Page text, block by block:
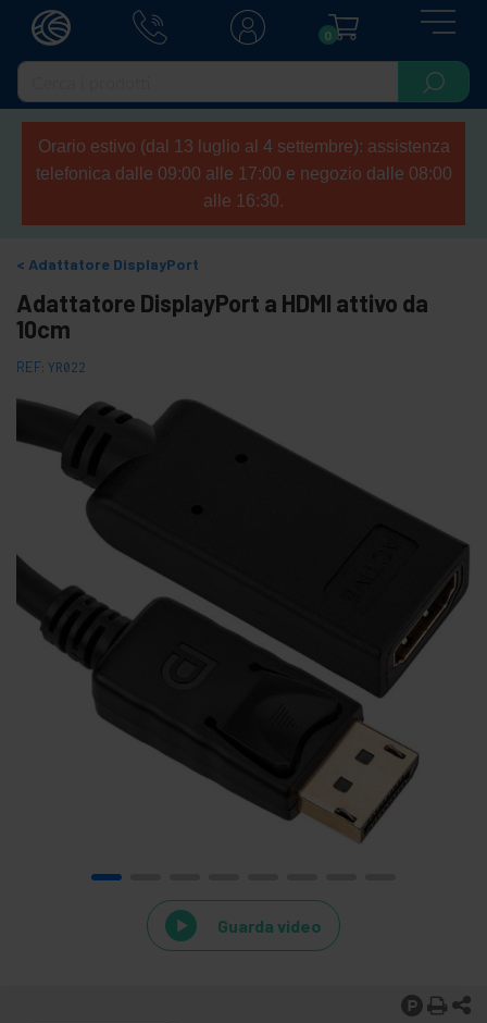
0
Orario estivo (dal 13 luglio al 4 settembre): assistenza
telefonica dalle 09:00 alle 17:00 e negozio dalle 08:00
alle 16:30.
Adattatore DisplayPort
Adattatore DisplayPort a HDMI attivo da
10cm
REF: YR022
Guarda video